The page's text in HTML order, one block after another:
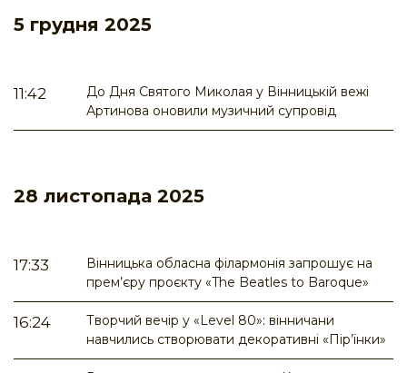
5 грудня 2025
11:42
До Дня Святого Миколая у Вінницькій вежі
Артинова оновили музичний супровід
28 листопада 2025
17:33
Вінницька обласна філармонія запрошує на
прем’єру проєкту «The Beatles to Baroque»
16:24
Творчий вечір у «Level 80»: вінничани
навчились створювати декоративні «Пір’їнки»